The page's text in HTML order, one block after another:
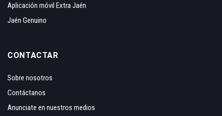
Aplicación móvil Extra Jaén
Jaén Genuino
CONTACTAR
Sobre nosotros
Contáctanos
Anunciate en nuestros medios